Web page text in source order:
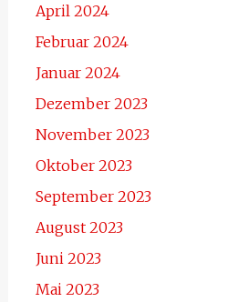
April 2024
Februar 2024
Januar 2024
Dezember 2023
November 2023
Oktober 2023
September 2023
August 2023
Juni 2023
Mai 2023